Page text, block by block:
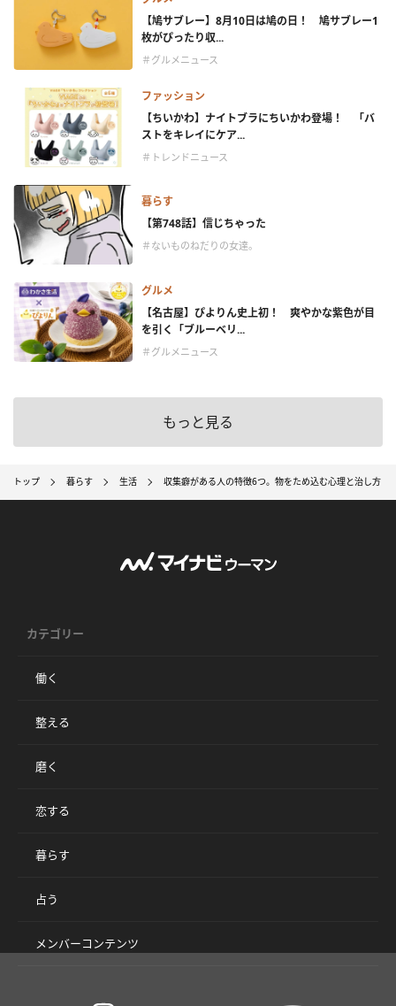
【鳩サブレー】8月10日は鳩の日！ 鳩サブレー1
枚がぴったり収...
＃グルメニュース
ファッション
【ちいかわ】ナイトブラにちいかわ登場！ 「バ
ストをキレイにケア...
＃トレンドニュース
暮らす
【第748話】信じちゃった
＃ないものねだりの女達。
グルメ
【名古屋】ぴよりん史上初！ 爽やかな紫色が目
を引く「ブルーベリ...
＃グルメニュース
もっと見る
トップ 暮らす 生活 収集癖がある人の特徴6つ。物をため込む心理と治し方
カテゴリー
働く
整える
磨く
恋する
暮らす
占う
メンバーコンテンツ